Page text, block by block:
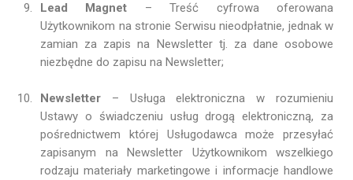
Lead Magnet – Treść cyfrowa oferowana
Użytkownikom na stronie Serwisu nieodpłatnie, jednak w
zamian za zapis na Newsletter tj. za dane osobowe
niezbędne do zapisu na Newsletter;
Newsletter – Usługa elektroniczna w rozumieniu
Ustawy o świadczeniu usług drogą elektroniczną, za
pośrednictwem której Usługodawca może przesyłać
zapisanym na Newsletter Użytkownikom wszelkiego
rodzaju materiały marketingowe i informacje handlowe